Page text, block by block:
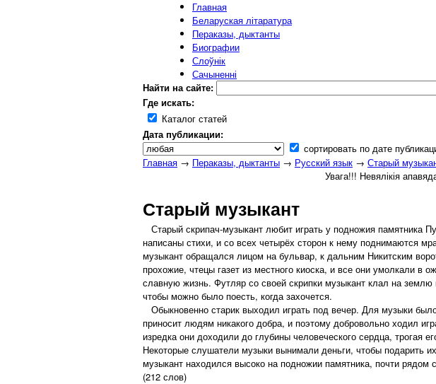
Главная
Беларуская літаратура
Пераказы, дыктанты
Биографии
Слоўнік
Сачыненні
Найти на сайте:
Где искать:
Каталог статей
Дата публикации:
сортировать по дате
Главная → Пераказы, дыктанты → Русский язык → Старый
Увага!!! Невялікія
Старый музыкант
Старый скрипач-музыкант любит играть у подножия памятника
написаны стихи, и со всех четырёх сторон к нему поднимаются
музыкант обращался лицом на бульвар, к дальним Никитским
прохожие, чтецы газет из местного киоска, и все они умолкали
славную жизнь. Футляр со своей скрипки музыкант клал на
чтобы можно было поесть, когда захочется.
Обыкновенно старик выходил играть под вечер. Для музыки
приносит людям никакого добра, и поэтому добровольно ходил
изредка они доходили до глубины человеческого сердца,
Некоторые слушатели музыки вынимали деньги, чтобы подарить
музыкант находился высоко на подножии памятника, почти рядом
(212 слов)